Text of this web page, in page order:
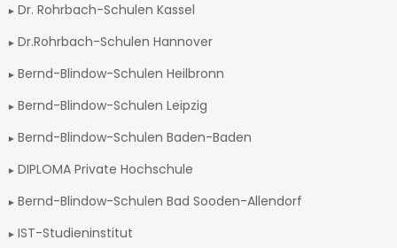
Dr. Rohrbach-Schulen Kassel
Dr.Rohrbach-Schulen Hannover
Bernd-Blindow-Schulen Heilbronn
Bernd-Blindow-Schulen Leipzig
Bernd-Blindow-Schulen Baden-Baden
DIPLOMA Private Hochschule
Bernd-Blindow-Schulen Bad Sooden-Allendorf
IST-Studieninstitut